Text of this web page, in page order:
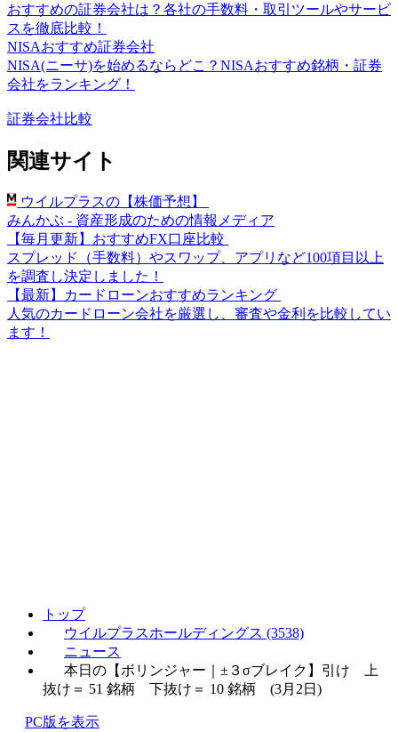
おすすめの証券会社は？各社の手数料・取引ツールやサービ
スを徹底比較！
NISAおすすめ証券会社
NISA(ニーサ)を始めるならどこ？NISAおすすめ銘柄・証券
会社をランキング！
証券会社比較
関連サイト
ウイルプラスの【株価予想】
みんかぶ - 資産形成のための情報メディア
【毎月更新】おすすめFX口座比較
スプレッド（手数料）やスワップ、アプリなど100項目以上
を調査し決定しました！
【最新】カードローンおすすめランキング
人気のカードローン会社を厳選し、審査や金利を比較してい
ます！
トップ
ウイルプラスホールディングス (3538)
ニュース
本日の【ボリンジャー｜±３σブレイク】引け 上
抜け＝ 51 銘柄 下抜け＝ 10 銘柄 (3月2日)
PC版を表示